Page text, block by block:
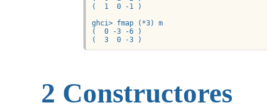
(  1  0 -1 )
ghci> fmap (*3) m
(  0 -3 -6 )
(  3  0 -3 )
2 Constructores